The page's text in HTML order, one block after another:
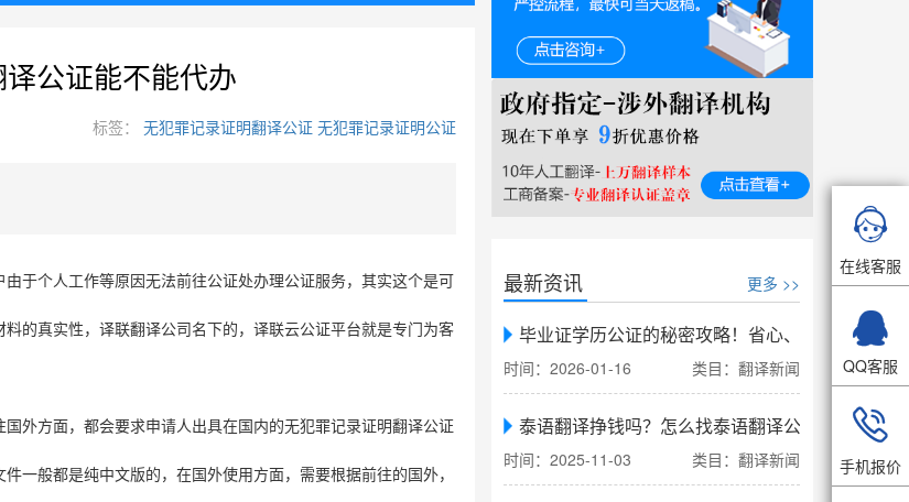
公证能不能代办
标签： 无犯罪记录证明翻译公证无犯罪记录证明公证
于个人工作等原因无法前往公证处办理公证服务，其实这个是可
的真实性，译联翻译公司名下的，译联云公证平台就是专门为客
外方面，都会要求申请人出具在国内的无犯罪记录证明翻译公证
一般都是纯中文版的，在国外使用方面，需要根据前往的国外，
最新资讯 更多 >>
毕业证学历公证的秘密攻略！省心、省力、省时
时间：2026-01-16 类目：翻译新闻
泰语翻译挣钱吗？怎么找泰语翻译公司翻译
时间：2025-11-03 类目：翻译新闻

在线客服

QQ客服

手机报价